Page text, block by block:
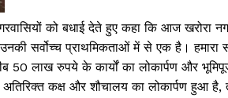
को बधाई देते हुए कहा कि आज खरोरा
उनकी सर्वोच्च प्राथमिकताओं में से एक है।
50 लाख रुपये के कार्यों का लोकार्पण और
अतिरिक्त कक्ष और शौचालय का लोकार्पण हुआ है,